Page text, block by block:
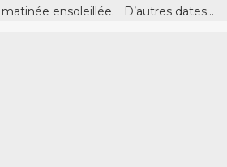
ensoleillée. D’autres dates…